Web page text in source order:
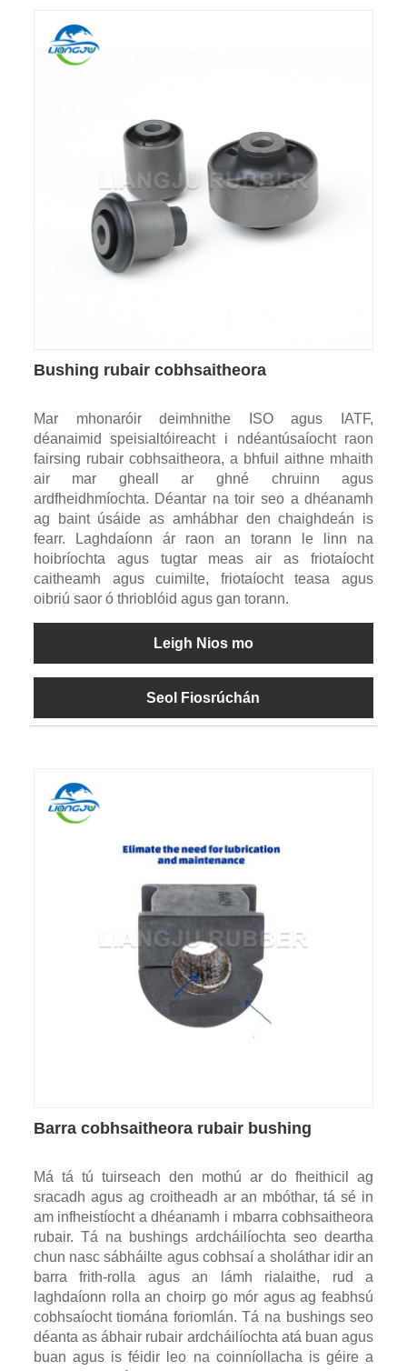
Bushing rubair cobhsaitheora
Mar mhonaróir deimhnithe ISO agus IATF,
déanaimid speisialtóireacht i ndéantúsaíocht raon
fairsing rubair cobhsaitheora, a bhfuil aithne mhaith
air mar gheall ar ghné chruinn agus
ardfheidhmíochta. Déantar na toir seo a dhéanamh
ag baint úsáide as amhábhar den chaighdeán is
fearr. Laghdaíonn ár raon an torann le linn na
hoibríochta agus tugtar meas air as friotaíocht
caitheamh agus cuimilte, friotaíocht teasa agus
oibriú saor ó thrioblóid agus gan torann.
Leigh Nios mo
Seol Fiosrúchán
Barra cobhsaitheora rubair bushing
Má tá tú tuirseach den mothú ar do fheithicil ag
sracadh agus ag croitheadh ​​ar an mbóthar, tá sé in
am infheistíocht a dhéanamh i mbarra cobhsaitheora
rubair. Tá na bushings ardcháilíochta seo deartha
chun nasc sábháilte agus cobhsaí a sholáthar idir an
barra frith-rolla agus an lámh rialaithe, rud a
laghdaíonn rolla an choirp go mór agus ag feabhsú
cobhsaíocht tiomána foriomlán. Tá na bushings seo
déanta as ábhair rubair ardcháilíochta atá buan agus
buan agus is féidir leo na coinníollacha is géire a